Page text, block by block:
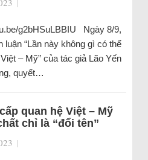
|
g2bHSuLBBIU Ngày 8/9,
luận “Lần này không gì có thể
– Mỹ” của tác giả Lão Yến
quyết…
quan hệ Việt – Mỹ
chỉ là “đổi tên”
|